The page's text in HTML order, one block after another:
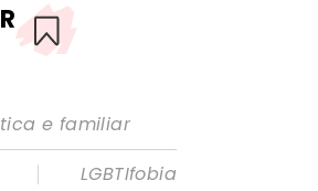
e familiar
|
LGBTIfobia